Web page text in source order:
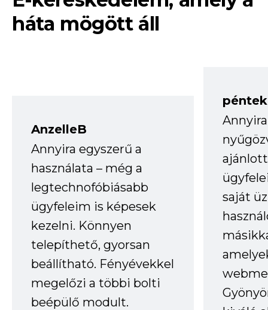
háta mögött áll
AnzelleB
Annyira egyszerű a
használata – még a
legtechnofóbiásabb
ügyfeleim is képesek
kezelni. Könnyen
telepíthető, gyorsan
beállítható. Fényévekkel
megelőzi a többi bolti
beépülő modult.
saját